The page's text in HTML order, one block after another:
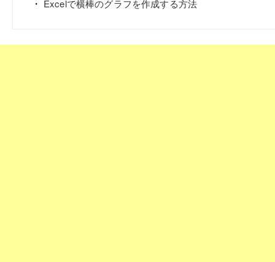
Excelで横棒のグラフを作成する方法